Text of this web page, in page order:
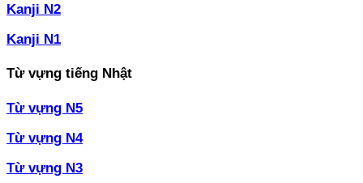
Kanji N2
Kanji N1
Từ vựng tiếng Nhật
Từ vựng N5
Từ vựng N4
Từ vựng N3